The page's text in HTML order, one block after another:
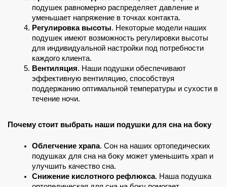
подушек равномерно распределяет давление и
уменьшает напряжение в точках контакта.
Регулировка высоты. Некоторые модели наших
подушек имеют возможность регулировки высоты
для индивидуальной настройки под потребности
каждого клиента.
Вентиляция. Наши подушки обеспечивают
эффективную вентиляцию, способствуя
поддержанию оптимальной температуры и сухости в
течение ночи.
Почему стоит выбрать наши подушки для сна на боку
Облегчение храпа. Сон на наших ортопедических
подушках для сна на боку может уменьшить храп и
улучшить качество сна.
Снижение кислотного рефлюкса. Наша подушка